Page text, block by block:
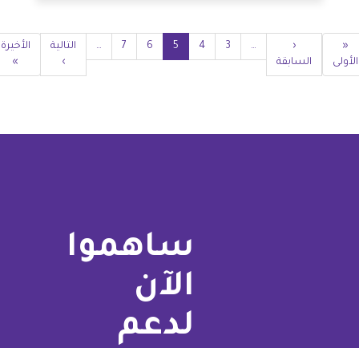
Pagination
First
page
«
الأولى
Previous
page
‹
السابقة
… الصفحة
3 الصفحة
4
Current
page
5 الصفحة
6 الصفحة7
…
Next
page
التالية
›
Last
page
الأخيرة
»
ساهموا
الآن
لدعم